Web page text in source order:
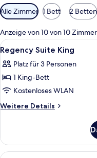
Verfügbare
Filter
für
Zimmer
Alle Zimmer 1 Bett 2 Betten
Anzeige von 10 von 10
Alle
Fotos
für
Regency
Suite
King
6
Regency Suite King
Platz für 3 Personen
1 King-Bett
Kostenloses WLAN
Weitere Details
Weitere
Suite
King